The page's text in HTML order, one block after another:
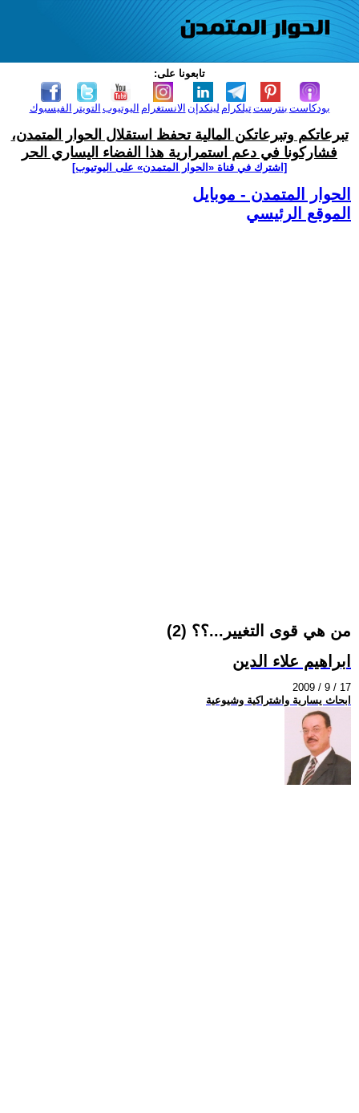
تابعونا على:
الفيسبوك التويتر اليوتيوب الانستغرام لينكدإن تيلكرامبنترست بودكاست
تبرعاتكم وتبرعاتكن المالية تحفظ استقلال الحوار المتمدن،
فشاركونا في دعم استمرارية هذا الفضاء اليساري الحر
[اشترك في قناة ‫«الحوار المتمدن» على اليوتيوب]
الحوار المتمدن - موبايل
الموقع الرئيسي
من هي قوى التغيير...؟؟ (2)
ابراهيم علاء الدين
2009 / 9 / 17
ابحاث يسارية واشتراكية وشيوعية